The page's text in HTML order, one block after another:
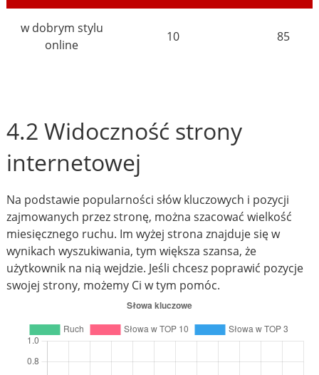
w dobrym stylu
online
10 85
4.2 Widoczność strony
internetowej
Na podstawie popularności słów kluczowych i pozycji
zajmowanych przez stronę, można szacować wielkość
miesięcznego ruchu. Im wyżej strona znajduje się w
wynikach wyszukiwania, tym większa szansa, że
użytkownik na nią wejdzie. Jeśli chcesz poprawić pozycje
swojej strony, możemy Ci w tym pomóc.